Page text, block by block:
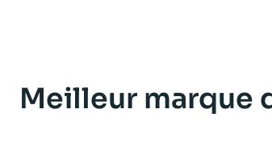
Meilleur marque